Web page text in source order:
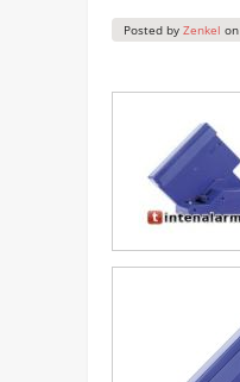
Posted by Zenkel on